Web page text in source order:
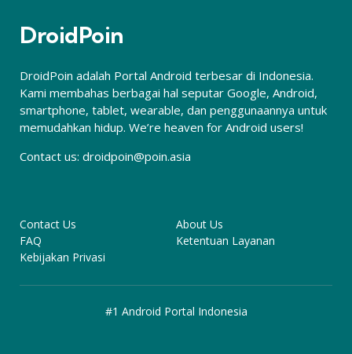
DroidPoin
DroidPoin adalah Portal Android terbesar di Indonesia.
Kami membahas berbagai hal seputar Google, Android,
smartphone, tablet, wearable, dan penggunaannya untuk
memudahkan hidup. We’re heaven for Android users!
Contact us: droidpoin@poin.asia
Contact Us
About Us
FAQ
Ketentuan Layanan
Kebijakan Privasi
#1 Android Portal Indonesia